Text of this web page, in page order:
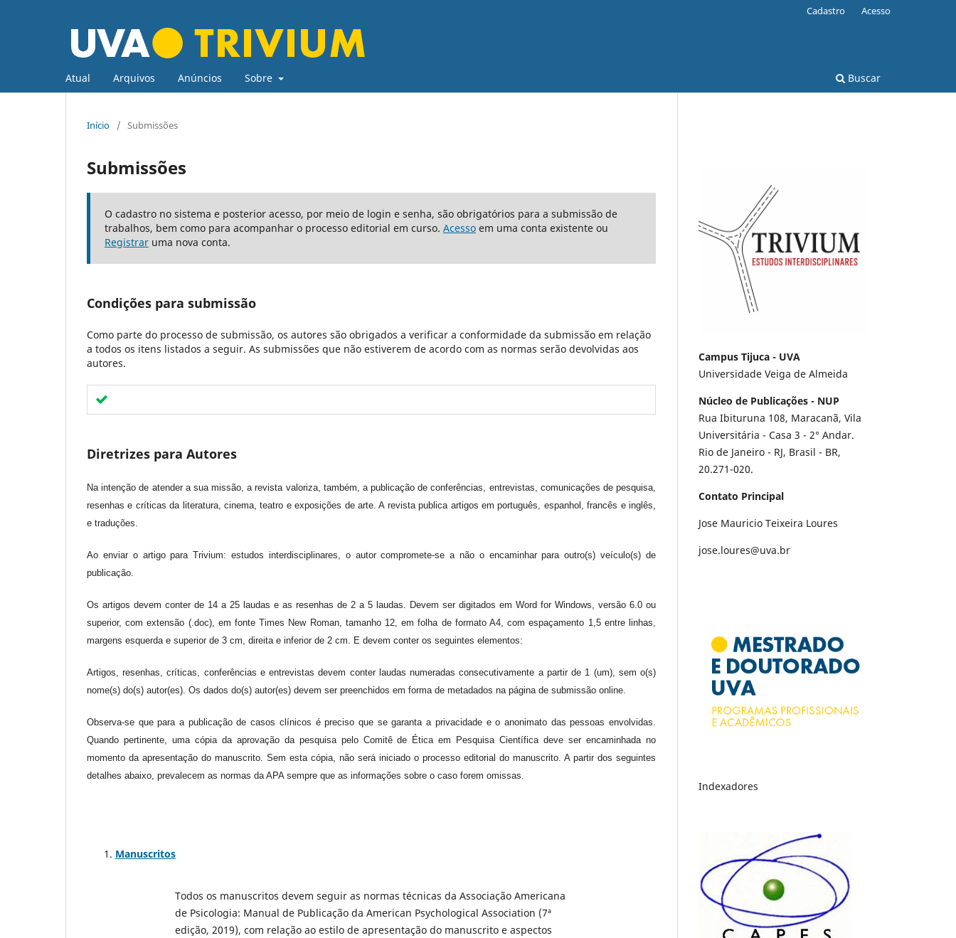
Atual Arquivos Anúncios Sobre Buscar
Cadastro Acesso
Início / Submissões
Submissões
O cadastro no sistema e posterior acesso, por meio de login e senha, são obrigatórios para a submissão de
trabalhos, bem como para acompanhar o processo editorial em curso. Acesso em uma conta existente ou
Registrar uma nova conta.
Condições para submissão
Como parte do processo de submissão, os autores são obrigados a verificar a conformidade da submissão em relação
a todos os itens listados a seguir. As submissões que não estiverem de acordo com as normas serão devolvidas aos
autores.
Diretrizes para Autores
Na intenção de atender a sua missão, a revista valoriza, também, a publicação de conferências, entrevistas, comunicações de pesquisa,
resenhas e críticas da literatura, cinema, teatro e exposições de arte. A revista publica artigos em português, espanhol, francês e inglês,
e traduções.
Ao enviar o artigo para Trivium: estudos interdisciplinares, o autor compromete-se a não o encaminhar para outro(s) veículo(s) de
publicação.
Os artigos devem conter de 14 a 25 laudas e as resenhas de 2 a 5 laudas. Devem ser digitados em Word for Windows, versão 6.0 ou
superior, com extensão (.doc), em fonte Times New Roman, tamanho 12, em folha de formato A4, com espaçamento 1,5 entre linhas,
margens esquerda e superior de 3 cm, direita e inferior de 2 cm. E devem conter os seguintes elementos:
Artigos, resenhas, críticas, conferências e entrevistas devem conter laudas numeradas consecutivamente a partir de 1 (um), sem o(s)
nome(s) do(s) autor(es). Os dados do(s) autor(es) devem ser preenchidos em forma de metadados na página de submissão online.
Observa-se que para a publicação de casos clínicos é preciso que se garanta a privacidade e o anonimato das pessoas envolvidas.
Quando pertinente, uma cópia da aprovação da pesquisa pelo Comitê de Ética em Pesquisa Científica deve ser encaminhada no
momento da apresentação do manuscrito. Sem esta cópia, não será iniciado o processo editorial do manuscrito. A partir dos seguintes
detalhes abaixo, prevalecem as normas da APA sempre que as informações sobre o caso forem omissas.
Manuscritos
Todos os manuscritos devem seguir as normas técnicas da Associação Americana
de Psicologia: Manual de Publicação da American Psychological Association (7ª
edição, 2019), com relação ao estilo de apresentação do manuscrito e aspectos
Campus Tijuca - UVA
Universidade Veiga de Almeida
Núcleo de Publicações - NUP
Rua Ibituruna 108, Maracanã, Vila
Universitária - Casa 3 - 2° Andar.
Rio de Janeiro - RJ, Brasil - BR,
20.271-020.
Contato Principal
Jose Mauricio Teixeira Loures
jose.loures@uva.br
Indexadores